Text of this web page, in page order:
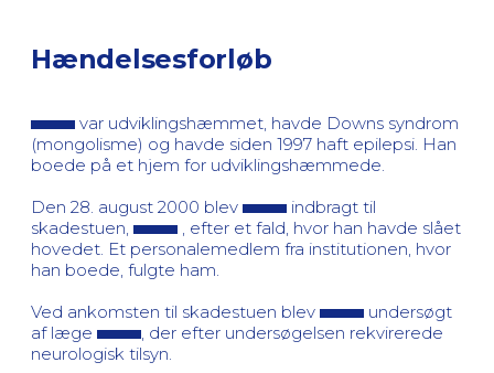
Hændelsesforløb
var udviklingshæmmet, havde Downs syndrom
(mongolisme) og havde siden 1997 haft epilepsi. Han
boede på et hjem for udviklingshæmmede.
Den 28. august 2000 blev
indbragt til
skadestuen,
, efter et fald, hvor han havde slået
hovedet. Et personalemedlem fra institutionen, hvor
han boede, fulgte ham.
Ved ankomsten til skadestuen blev
undersøgt
af læge
, der efter undersøgelsen rekvirerede
neurologisk tilsyn.